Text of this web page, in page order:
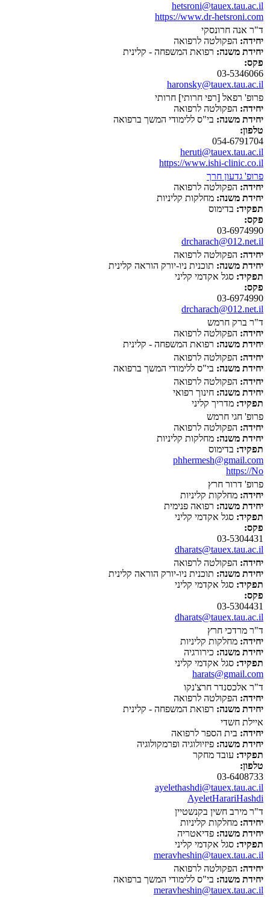
hetsroni@tauex.tau.ac.il
https://www.dr-hetsroni.com
ד"ר אנה חרונסקי
יחידה: הפקולטה לרפואה
יחידת משנה: רפואת המשפחה - קלינית
פקס:
03-5346066
haronsky@tauex.tau.ac.il
פרופ' רפאל [רפי חרותי] חרותי
יחידה: הפקולטה לרפואה
יחידת משנה: בי"ס ללימודי המשך ברפואה
טלפון:
054-6791704
heruti@tauex.tau.ac.il
https://www.ishi-clinic.co.il
פרופ' גדעון חרך
יחידה: הפקולטה לרפואה
יחידת משנה: מחלקות קליניות
תפקיד: בדימוס
פקס:
03-6974990
drcharach@012.net.il
יחידה: הפקולטה לרפואה
יחידת משנה: תוכנית ניו-יורק הוראה קלינית
תפקיד: סגל אקדמי קליני
פקס:
03-6974990
drcharach@012.net.il
ד"ר ברק חרמש
יחידה: הפקולטה לרפואה
יחידת משנה: רפואת המשפחה - קלינית
יחידה: הפקולטה לרפואה
יחידת משנה: בי"ס ללימודי המשך ברפואה
יחידה: הפקולטה לרפואה
יחידת משנה: חינוך רפואי
תפקיד: מדריך קליני
פרופ' חגי חרמש
יחידה: הפקולטה לרפואה
יחידת משנה: מחלקות קליניות
תפקיד: בדימוס
phhermesh@gmail.com
https://No
פרופ' דרור חרץ
יחידה: מחלקות קליניות
יחידת משנה: רפואה פנימית
תפקיד: סגל אקדמי קליני
פקס:
03-5304431
dharats@tauex.tau.ac.il
יחידה: הפקולטה לרפואה
יחידת משנה: תוכנית ניו-יורק הוראה קלינית
תפקיד: סגל אקדמי קליני
פקס:
03-5304431
dharats@tauex.tau.ac.il
ד"ר מרדכי חרץ
יחידה: מחלקות קליניות
יחידת משנה: כירורגיה
תפקיד: סגל אקדמי קליני
harats@gmail.com
ד"ר אלכסנדר חרצ'נקו
יחידה: הפקולטה לרפואה
יחידת משנה: רפואת המשפחה - קלינית
איילת חשדי
יחידה: בית הספר לרפואה
יחידת משנה: פיזיולוגיה ופרמקולוגיה
תפקיד: עובד מחקר
טלפון:
03-6408733
ayelethashdi@tauex.tau.ac.il
AyeletHarariHashdi
ד"ר מירב חשין בקנשטיין
יחידה: מחלקות קליניות
יחידת משנה: פדיאטריה
תפקיד: סגל אקדמי קליני
meravheshin@tauex.tau.ac.il
יחידה: הפקולטה לרפואה
יחידת משנה: בי"ס ללימודי המשך ברפואה
meravheshin@tauex.tau.ac.il